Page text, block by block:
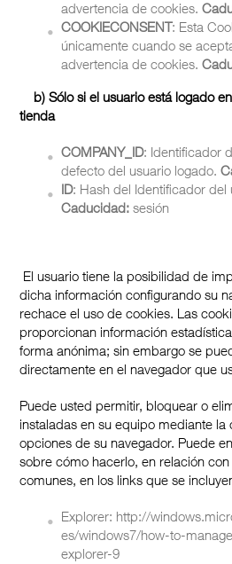
advertencia de cookies.
COOKIECONSENT : Esta
únicamente cuando se
advertencia de cookies.
b) Sólo si el usuario está logado
tienda
COMPANY_ID: Identificador
defecto del usuario logado.
ID: Hash del Identificador del
Caducidad: sesión
El usuario tiene la posibilidad de
dicha información configurando su
rechace el uso de cookies. Las
proporcionan información
forma anónima; sin embargo se
directamente en el navegador que
Puede usted permitir, bloquear o
instaladas en su equipo mediante la
opciones de su navegador. Puede
sobre cómo hacerlo, en relación
comunes, en los links que se
Explorer: http://
es/windows7/how-to-
explorer-9